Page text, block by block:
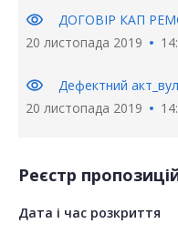
visibility
ДОГОВІР КАП
20 листопада 2019
visibility
Дефектний
20 листопада 2019
Реєстр
Дата і час розкриття